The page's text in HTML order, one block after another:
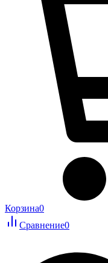
Корзина0
Сравнение0